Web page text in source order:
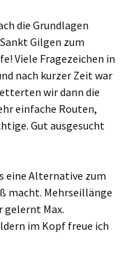
die Grundlagen
Gilgen zum
Viele Fragezeichen in
nach kurzer Zeit war
wir dann die
einfache Routen,
Gut ausgesucht
eine Alternative zum
macht. Mehrseillänge
gelernt Max.
im Kopf freue ich